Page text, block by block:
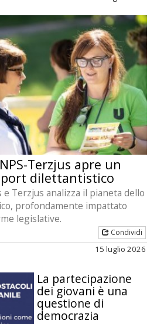
Terzjus apre un
dilettantistico
Terzjus analizza il pianeta dello
profondamente impattato
legislative.
Condividi
15 luglio 2026
La partecipazione
dei giovani è una
questione di
democrazia